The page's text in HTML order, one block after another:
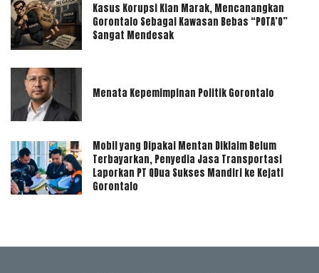
Kasus Korupsi Kian Marak, Mencanangkan
Gorontalo Sebagai Kawasan Bebas “POTA’O”
Sangat Mendesak
Menata Kepemimpinan Politik Gorontalo
Mobil yang Dipakai Mentan Diklaim Belum
Terbayarkan, Penyedia Jasa Transportasi
Laporkan PT QDua Sukses Mandiri ke Kejati
Gorontalo